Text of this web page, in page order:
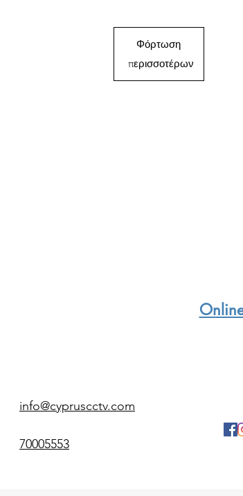
Φόρτωση
περισσοτέρων
info@cypruscctv.com
70005553